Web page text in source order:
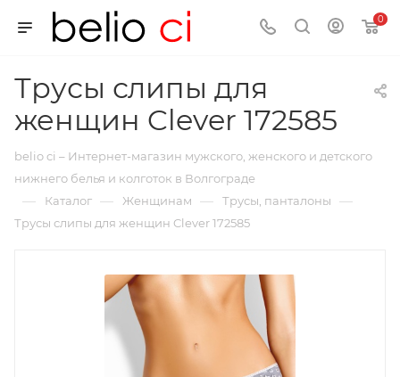
0
Трусы слипы для
женщин Clever 172585
belio ci – Интернет-магазин мужского, женского и детского
нижнего белья и колготок в Волгограде
— Каталог — Женщинам — Трусы, панталоны —
Трусы слипы для женщин Clever 172585